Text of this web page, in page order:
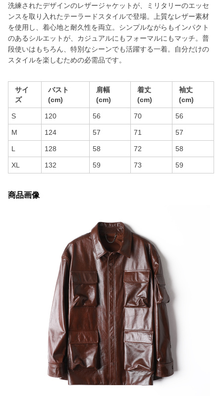
洗練されたデザインのレザージャケットが、ミリタリーのエッセ
ンスを取り入れたテーラードスタイルで登場。上質なレザー素材
を使用し、着心地と耐久性を両立。シンプルながらもインパクト
のあるシルエットが、カジュアルにもフォーマルにもマッチ。普
段使いはもちろん、特別なシーンでも活躍する一着。自分だけの
スタイルを楽しむための必需品です。
サイ
ズ
バスト
(cm)
肩幅
(cm)
着丈
(cm)
袖丈
(cm)
S 120 56 70 56
M 124 57 71 57
L 128 58 72 58
XL 132 59 73 59
商品画像